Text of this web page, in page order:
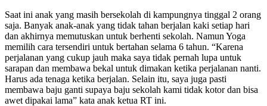
Saat ini anak yang masih bersekolah di kampungnya tinggal 2 orang
saja. Banyak anak-anak yang tidak tahan berjalan kaki setiap hari
dan akhirnya memutuskan untuk berhenti sekolah. Namun Yoga
memilih cara tersendiri untuk bertahan selama 6 tahun. “Karena
perjalanan yang cukup jauh maka saya tidak pernah lupa untuk
sarapan dan membawa bekal untuk dimakan ketika perjalanan nanti.
Harus ada tenaga ketika berjalan. Selain itu, saya juga pasti
membawa baju ganti supaya baju sekolah kami tidak kotor dan bisa
awet dipakai lama” kata anak ketua RT ini.